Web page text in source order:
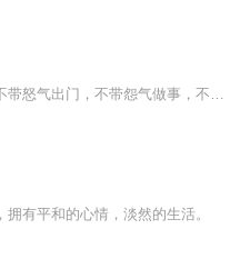
有平和的心情，淡然的生活。